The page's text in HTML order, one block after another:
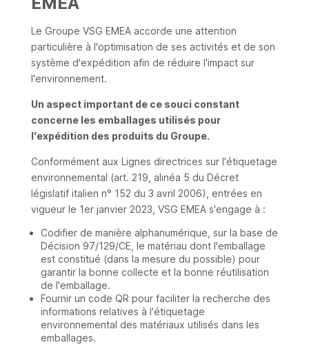
Le Groupe VSG EMEA accorde une attention
particulière à l'optimisation de ses activités et de son
système d'expédition afin de réduire l'impact sur
l'environnement.
Un aspect important de ce souci constant
concerne les emballages utilisés pour
l'expédition des produits du Groupe.
Conformément aux Lignes directrices sur l'étiquetage
environnemental (art. 219, alinéa 5 du Décret
législatif italien n° 152 du 3 avril 2006), entrées en
vigueur le 1er janvier 2023, VSG EMEA s'engage à :
Codifier de manière alphanumérique, sur la base de
Décision 97/129/CE, le matériau dont l'emballage
est constitué (dans la mesure du possible) pour
garantir la bonne collecte et la bonne réutilisation
de l'emballage.
Fournir un code QR pour faciliter la recherche des
informations relatives à l'étiquetage
environnemental des matériaux utilisés dans les
emballages.